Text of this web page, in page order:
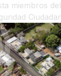
miembros